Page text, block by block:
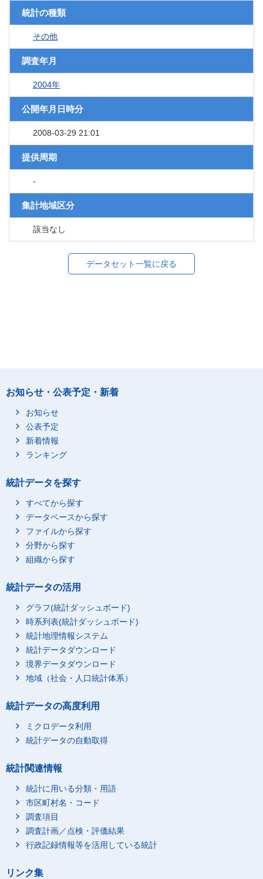
統計の種類
その他
調査年月
2004年
公開年月日時分
2008-03-29 21:01
提供周期
-
集計地域区分
該当なし
データセット一覧に戻る
お知らせ・公表予定・新着
お知らせ
公表予定
新着情報
ランキング
統計データを探す
すべてから探す
データベースから探す
ファイルから探す
分野から探す
組織から探す
統計データの活用
グラフ(統計ダッシュボード)
時系列表(統計ダッシュボード)
統計地理情報システム
統計データダウンロード
境界データダウンロード
地域（社会・人口統計体系）
統計データの高度利用
ミクロデータ利用
統計データの自動取得
統計関連情報
統計に用いる分類・用語
市区町村名・コード
調査項目
調査計画／点検・評価結果
行政記録情報等を活用している統計
リンク集